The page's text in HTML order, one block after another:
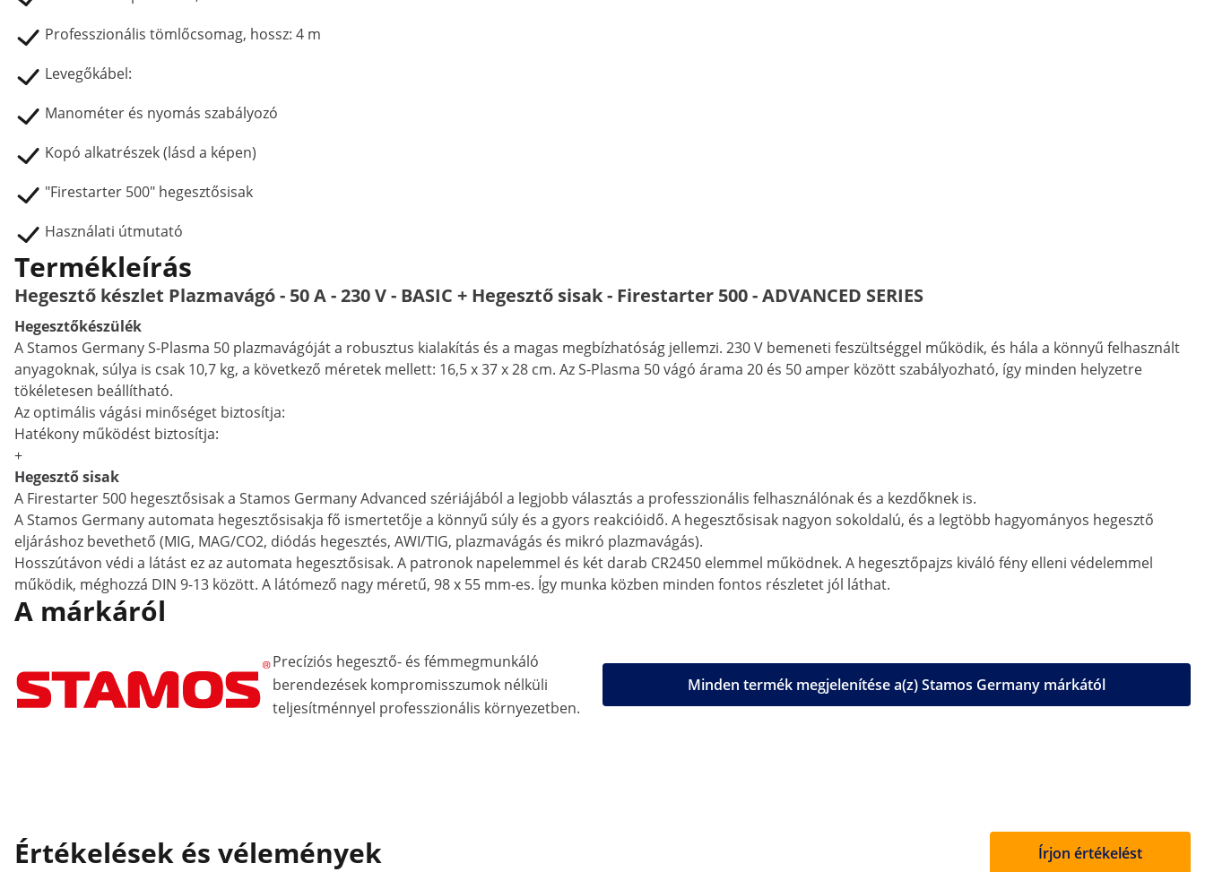
Professzionális tömlőcsomag, hossz: 4 m
Levegőkábel:
Manométer és nyomás szabályozó
Kopó alkatrészek (lásd a képen)
"Firestarter 500" hegesztősisak
Használati útmutató
Termékleírás
Hegesztő készlet Plazmavágó - 50 A - 230 V - BASIC + Hegesztő sisak - Firestarter 500 - ADVANCED SERIES
Hegesztőkészülék
A Stamos Germany S-Plasma 50 plazmavágóját a robusztus kialakítás és a magas megbízhatóság jellemzi. 230 V bemeneti feszültséggel működik, és hála a könnyű felhasznált
anyagoknak, súlya is csak 10,7 kg, a következő méretek mellett: 16,5 x 37 x 28 cm. Az S-Plasma 50 vágó árama 20 és 50 amper között szabályozható, így minden helyzetre
tökéletesen beállítható.
Az optimális vágási minőséget biztosítja:
Hatékony működést biztosítja:
+
Hegesztő sisak
A Firestarter 500 hegesztősisak a Stamos Germany Advanced szériájából a legjobb választás a professzionális felhasználónak és a kezdőknek is.
A Stamos Germany automata hegesztősisakja fő ismertetője a könnyű súly és a gyors reakcióidő. A hegesztősisak nagyon sokoldalú, és a legtöbb hagyományos hegesztő
eljáráshoz bevethető (MIG, MAG/CO2, diódás hegesztés, AWI/TIG, plazmavágás és mikró plazmavágás).
Hosszútávon védi a látást ez az automata hegesztősisak. A patronok napelemmel és két darab CR2450 elemmel működnek. A hegesztőpajzs kiváló fény elleni védelemmel
működik, méghozzá DIN 9-13 között. A látómező nagy méretű, 98 x 55 mm-es. Így munka közben minden fontos részletet jól láthat.
A márkáról
Precíziós hegesztő- és fémmegmunkáló
berendezések kompromisszumok nélküli
teljesítménnyel professzionális környezetben.
Minden termék megjelenítése a(z) Stamos Germany márkától
Értékelések és vélemények Írjon értékelést